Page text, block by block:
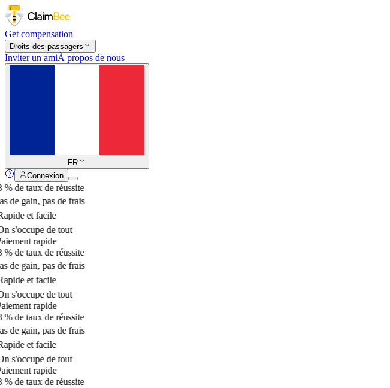
Get compensation
Droits des passagers
Inviter un amiÀ propos de nous
FR
Connexion
de taux de réussite
de gain, pas de frais
et facile
s'occupe de tout
rapide
de taux de réussite
de gain, pas de frais
et facile
s'occupe de tout
rapide
de taux de réussite
de gain, pas de frais
et facile
s'occupe de tout
rapide
de taux de réussite